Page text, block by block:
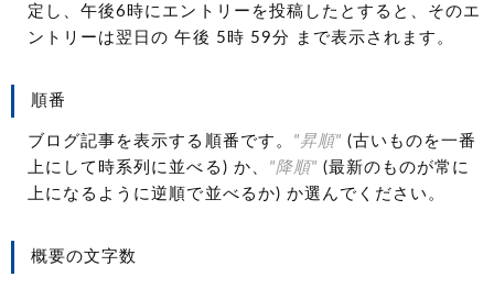
定し、午後6時にエントリーを投稿したとすると、そのエ
ントリーは翌日の 午後 5時 59分 まで表示されます。
順番
ブログ記事を表示する順番です。 "昇順" (古いものを一番
上にして時系列に並べる) か、 "降順" (最新のものが常に
上になるように逆順で並べるか) か選んでください。
概要の文字数